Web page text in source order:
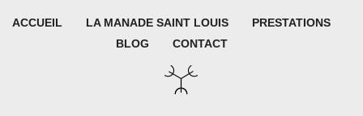
ACCUEIL LA MANADE SAINT LOUIS
PRESTATIONS
BLOG
CONTACT